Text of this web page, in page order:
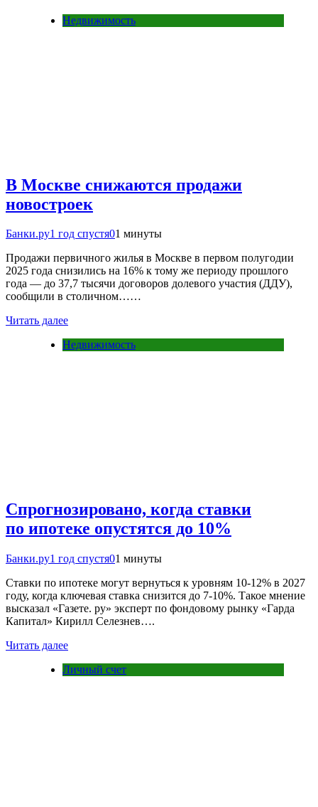
Недвижимость
В Москве снижаются продажи
новостроек
Банки.ру1 год спустя01 минуты
Продажи первичного жилья в Москве в первом полугодии
2025 года снизились на 16% к тому же периоду прошлого
года — до 37,7 тысячи договоров долевого участия (ДДУ),
сообщили в столичном……
Читать далее
Недвижимость
Спрогнозировано, когда ставки
по ипотеке опустятся до 10%
Банки.ру1 год спустя01 минуты
Ставки по ипотеке могут вернуться к уровням 10-12% в 2027
году, когда ключевая ставка снизится до 7-10%. Такое мнение
высказал «Газете. ру» эксперт по фондовому рынку «Гарда
Капитал» Кирилл Селезнев….
Читать далее
Личный счет